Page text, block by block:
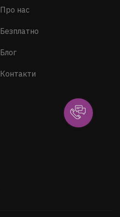
Про нас
Безплатно
Блог
Контакти